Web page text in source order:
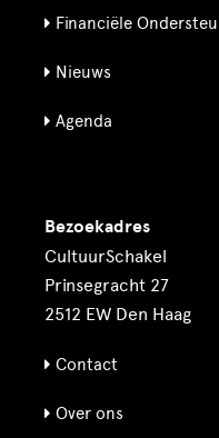
Financiële
Nieuws
Agenda
Bezoekadres
CultuurSchakel
Prinsegracht 27
2512 EW Den Haag
Contact
Over ons